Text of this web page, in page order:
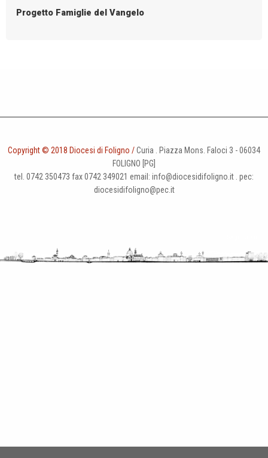
Progetto Famiglie del Vangelo
Copyright © 2018 Diocesi di Foligno /Curia . Piazza Mons. Faloci 3 - 06034
FOLIGNO [PG]
tel. 0742 350473 fax 0742 349021 email: info@diocesidifoligno.it . pec:
diocesidifoligno@pec.it